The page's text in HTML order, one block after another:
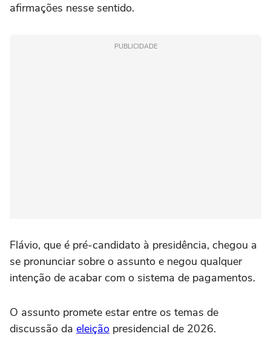
afirmações nesse sentido.
PUBLICIDADE
Flávio, que é pré-candidato à presidência, chegou a
se pronunciar sobre o assunto e negou qualquer
intenção de acabar com o sistema de pagamentos.
O assunto promete estar entre os temas de
discussão da eleição presidencial de 2026.